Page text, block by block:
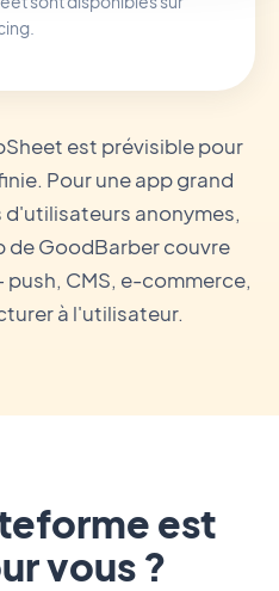
est prévisible pour
Pour une app grand
d'utilisateurs anonymes,
de GoodBarber couvre
CMS, e-commerce,
à l'utilisateur.
est
vous ?